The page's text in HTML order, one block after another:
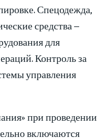
Спецодежда,
средства –
для
Контроль за
управления
при проведении
включаются